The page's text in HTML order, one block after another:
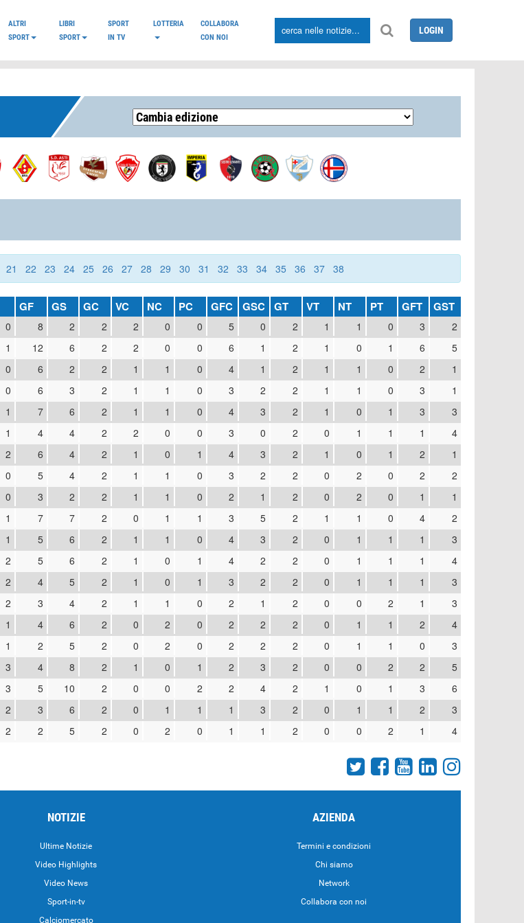
ALTRI
SPORT
LIBRI
SPORT
SPORT
IN TV
LOTTERIA
COLLABORA
CON NOI
LOGIN
21 22 23 24 25 26 27 28 29 30 31 32 33 34 35 36 37 38
GF GS GC VC NC PC GFC GSC GT VT NT PT GFT GST
0 8 2 2 2 0 0 5 0 2 1 1 0 3
2
1 12 6 2 2 0 0 6 1 2 1 0 1 6
5
0 6 2 2 1 1 0 4 1 2 1 1 0 2
1
0 6 3 2 1 1 0 3 2 2 1 1 0 3
1
1 7 6 2 1 1 0 4 3 2 1 0 1 3
3
1 4 4 2 2 0 0 3 0 2 0 1 1 1
4
2 6 4 2 1 0 1 4 3 2 1 0 1 2
1
0 5 4 2 1 1 0 3 2 2 0 2 0 2
2
0 3 2 2 1 1 0 2 1 2 0 2 0 1
1
1 7 7 2 0 1 1 3 5 2 1 1 0 4
2
1 5 6 2 1 1 0 4 3 2 0 1 1 1
3
2 5 6 2 1 0 1 4 2 2 0 1 1 1
4
2 4 5 2 1 0 1 3 2 2 0 1 1 1
3
2 3 4 2 1 1 0 2 1 2 0 0 2 1
3
1 4 6 2 0 2 0 2 2 2 0 1 1 2
4
1 2 5 2 0 2 0 2 2 2 0 1 1 0
3
3 4 8 2 1 0 1 2 3 2 0 0 2 2
5
3 5 10 2 0 0 2 2 4 2 1 0 1 3
6
2 3 6 2 0 1 1 1 3 2 0 1 1 2
3
2 2 5 2 0 2 0 1 1 2 0 0 2 1 4
NOTIZIE
Ultime Notizie
Video Highlights
Video News
Sport-in-tv
Calciomercato
AZIENDA
Termini e condizioni
Chi siamo
Network
Collabora con noi